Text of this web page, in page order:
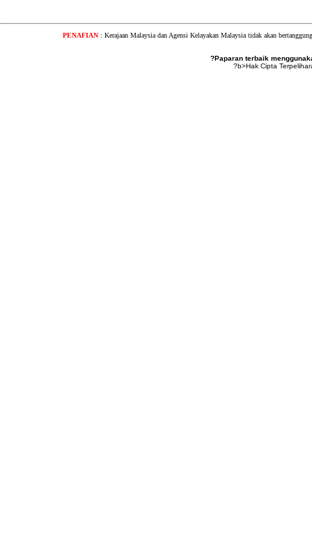
PENAFIAN : Kerajaan Malaysia dan Agensi Kelayakan Malaysia tidak akan
?Paparan terbaik
?b>Hak Cipta